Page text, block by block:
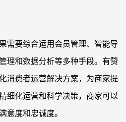
需要综合运用会员管理、智能导
理和数据分析等多种手段。有赞
消费者运营解决方案，为商家提
细化运营和科学决策，商家可以
意度和忠诚度。